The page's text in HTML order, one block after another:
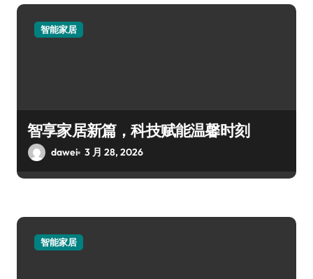
智能家居
智享家居新篇，科技赋能温馨时刻
dawei 3 月 28, 2026
智能家居